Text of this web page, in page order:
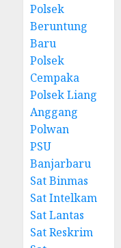
Polsek
Beruntung
Baru
Polsek
Cempaka
Polsek Liang
Anggang
Polwan
PSU
Banjarbaru
Sat Binmas
Sat Intelkam
Sat Lantas
Sat Reskrim